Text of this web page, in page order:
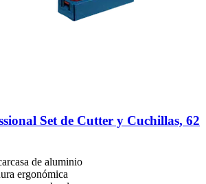
Set de Cutter y Cuchillas, 62
de aluminio
ergonómica